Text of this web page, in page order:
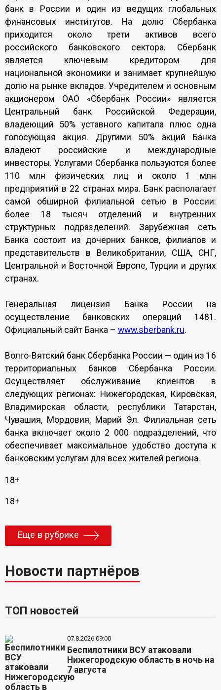
банк в России и один из ведущих глобальных
финансовых институтов. На долю Сбербанка
приходится около трети активов всего
российского банковского сектора. Сбербанк
является ключевым кредитором для
национальной экономики и занимает крупнейшую
долю на рынке вкладов. Учредителем и основным
акционером ОАО «Сбербанк России» является
Центральный банк Российской Федерации,
владеющий 50% уставного капитала плюс одна
голосующая акция. Другими 50% акций Банка
владеют российские и международные
инвесторы. Услугами Сбербанка пользуются более
110 млн физических лиц и около 1 млн
предприятий в 22 странах мира. Банк располагает
самой обширной филиальной сетью в России:
более 18 тысяч отделений и внутренних
структурных подразделений. Зарубежная сеть
Банка состоит из дочерних банков, филиалов и
представительств в Великобритании, США, СНГ,
Центральной и Восточной Европе, Турции и других
странах.
Генеральная лицензия Банка России на
осуществление банковских операций 1481.
Официальный сайт Банка – www.sberbank.ru.
Волго-Вятский банк Сбербанка России — один из 16
территориальных банков Сбербанка России.
Осуществляет обслуживание клиентов в
следующих регионах: Нижегородская, Кировская,
Владимирская области, республики Татарстан,
Чувашия, Мордовия, Марий Эл. Филиальная сеть
банка включает около 2 000 подразделений, что
обеспечивает максимальное удобство доступа к
банковским услугам для всех жителей региона.
18+
18+
Еще в рубрике
Новости партнёров
ТОП новостей
07.8.2026 09:00
Беспилотники ВСУ атаковали
Нижегородскую область в ночь на
7 августа